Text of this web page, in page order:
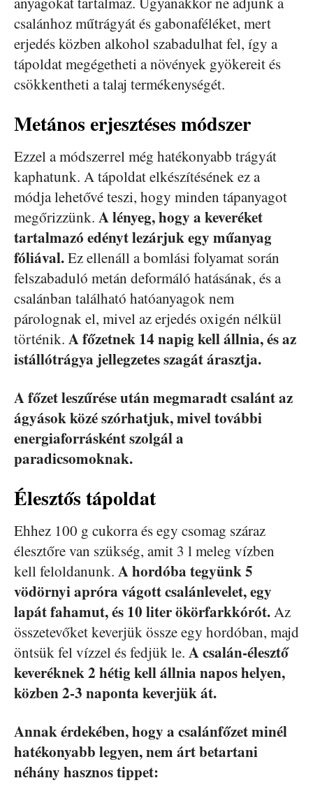
csalánhoz műtrágyát és gabonaféléket, mert
erjedés közben alkohol szabadulhat fel, így a
tápoldat megégetheti a növények gyökereit és
csökkentheti a talaj termékenységét.
Metános erjesztéses módszer
Ezzel a módszerrel még hatékonyabb trágyát
kaphatunk. A tápoldat elkészítésének ez a
módja lehetővé teszi, hogy minden tápanyagot
megőrizzünk. A lényeg, hogy a keveréket
tartalmazó edényt lezárjuk egy műanyag
fóliával.Ez ellenáll a bomlási folyamat során
felszabaduló metán deformáló hatásának, és a
csalánban található hatóanyagok nem
párolognak el, mivel az erjedés oxigén nélkül
történik. A főzetnek 14 napig kell állnia, és az
istállótrágya jellegzetes szagát árasztja.
A főzet leszűrése után megmaradt csalánt az
ágyások közé szórhatjuk, mivel további
energiaforrásként szolgál a
paradicsomoknak.
Élesztős tápoldat
Ehhez 100 g cukorra és egy csomag száraz
élesztőre van szükség, amit 3 l meleg vízben
kell feloldanunk. A hordóba tegyünk 5
vödörnyi apróra vágott csalánlevelet, egy
lapát fahamut, és 10 liter ökörfarkkórót.Az
összetevőket keverjük össze egy hordóban, majd
öntsük fel vízzel és fedjük le. A csalán-élesztő
keveréknek 2 hétig kell állnia napos helyen,
közben 2-3 naponta keverjük át.
Annak érdekében, hogy a csalánfőzet minél
hatékonyabb legyen, nem árt betartani
néhány hasznos tippet: